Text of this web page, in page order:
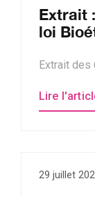
Extrait
loi
Extrait des
Lire
29 juillet